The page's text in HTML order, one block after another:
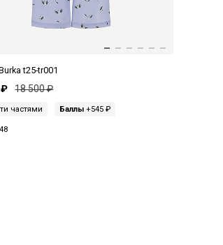
t25-tr001
₽ 18 500 ₽
частями Баллы +545 ₽
48